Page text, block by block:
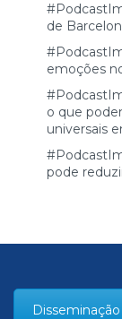
de
emoções
o que
universais
pode